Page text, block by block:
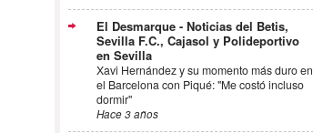
El Desmarque - Noticias del Betis,
Sevilla F.C., Cajasol y Polideportivo
en Sevilla
Xavi Hernández y su momento más duro en
el Barcelona con Piqué: "Me costó incluso
dormir"
Hace 3 años